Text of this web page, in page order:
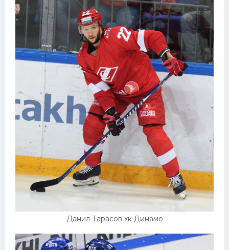
Данил Тарасов хк Динамо